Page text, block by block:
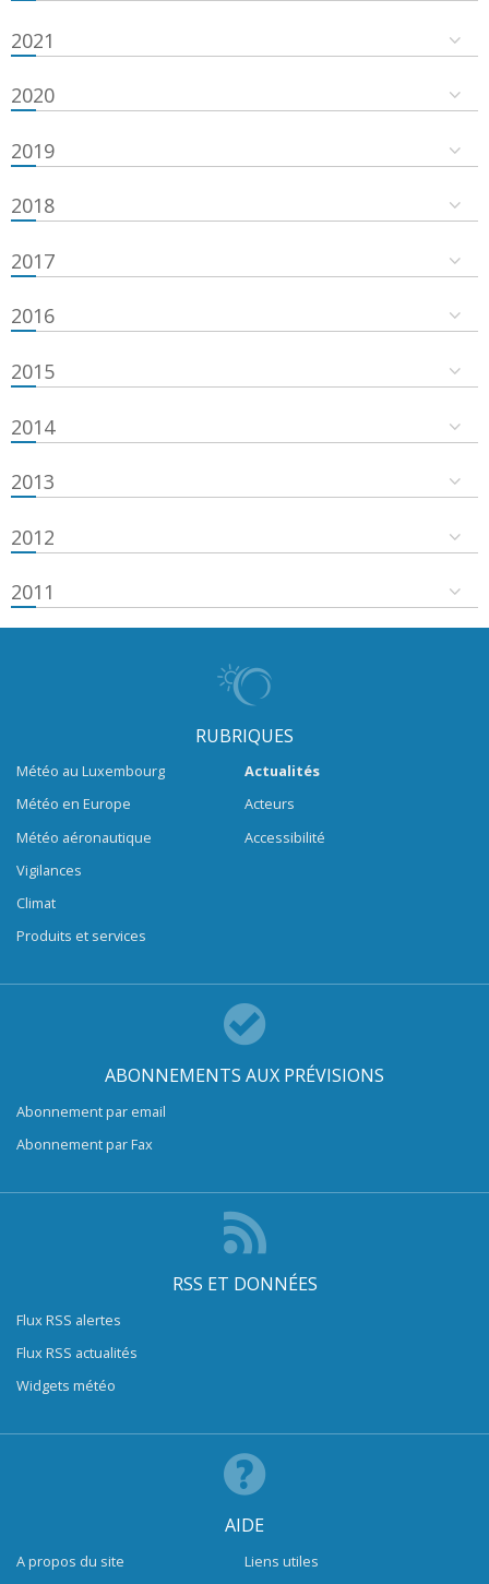
2021
2020
2019
2018
2017
2016
2015
2014
2013
2012
2011
RUBRIQUES
Météo au Luxembourg
Météo en Europe
Météo aéronautique
Vigilances
Climat
Produits et services
Actualités
Acteurs
Accessibilité
ABONNEMENTS AUX PRÉVISIONS
Abonnement par email
Abonnement par Fax
RSS ET DONNÉES
Flux RSS alertes
Flux RSS actualités
Widgets météo
AIDE
A propos du site
Liens utiles